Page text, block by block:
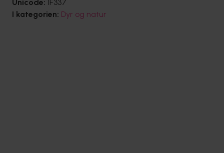
Unicode: 1F337
I kategorien: Dyr og natur